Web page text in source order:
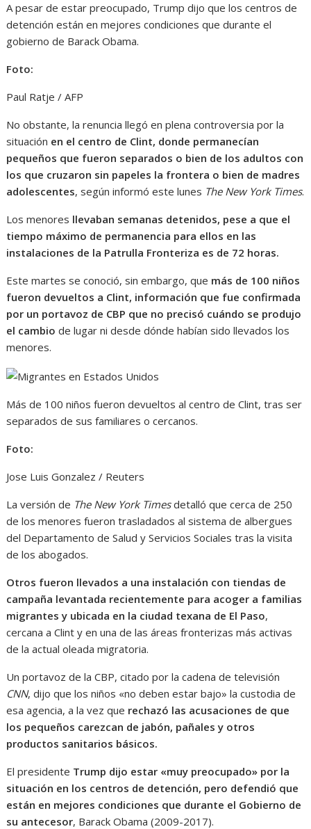
A pesar de estar preocupado, Trump dijo que los centros de
detención están en mejores condiciones que durante el
gobierno de Barack Obama.
Foto:
Paul Ratje / AFP
No obstante, la renuncia llegó en plena controversia por la
situación en el centro de Clint, donde permanecían
pequeños que fueron separados o bien de los adultos con
los que cruzaron sin papeles la frontera o bien de madres
adolescentes, según informó este lunes The New York Times.
Los menores llevaban semanas detenidos, pese a que el
tiempo máximo de permanencia para ellos en las
instalaciones de la Patrulla Fronteriza es de 72 horas.
Este martes se conoció, sin embargo, que más de 100 niños
fueron devueltos a Clint, información que fue confirmada
por un portavoz de CBP que no precisó cuándo se produjo
el cambio de lugar ni desde dónde habían sido llevados los
menores.
Más de 100 niños fueron devueltos al centro de Clint, tras ser
separados de sus familiares o cercanos.
Foto:
Jose Luis Gonzalez / Reuters
La versión de The New York Timesdetalló que cerca de 250
de los menores fueron trasladados al sistema de albergues
del Departamento de Salud y Servicios Sociales tras la visita
de los abogados.
Otros fueron llevados a una instalación con tiendas de
campaña levantada recientemente para acoger a familias
migrantes y ubicada en la ciudad texana de El Paso,
cercana a Clint y en una de las áreas fronterizas más activas
de la actual oleada migratoria.
Un portavoz de la CBP, citado por la cadena de televisión
CNN, dijo que los niños «no deben estar bajo» la custodia de
esa agencia, a la vez que rechazó las acusaciones de que
los pequeños carezcan de jabón, pañales y otros
productos sanitarios básicos.
El presidente Trump dijo estar «muy preocupado» por la
situación en los centros de detención, pero defendió que
están en mejores condiciones que durante el Gobierno de
su antecesor, Barack Obama (2009-2017).